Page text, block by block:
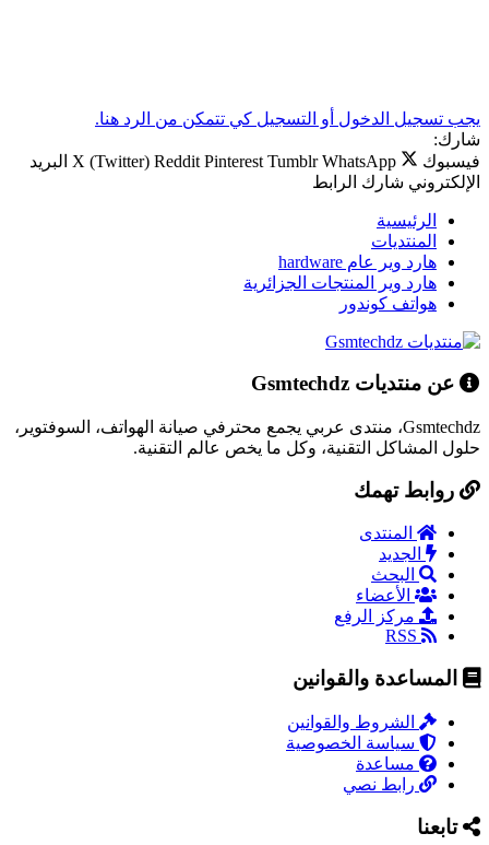
يجب تسجيل الدخول أو التسجيل كي تتمكن من الرد هنا.
شارك:
فيسبوك
X (Twitter) Reddit Pinterest Tumblr WhatsApp
البريد
الإلكتروني شارك الرابط
الرئيسية
المنتديات
هارد وير عام hardware
هارد وير المنتجات الجزائرية
هواتف كوندور
عن منتديات Gsmtechdz
Gsmtechdz، منتدى عربي يجمع محترفي صيانة الهواتف، السوفتوير،
حلول المشاكل التقنية، وكل ما يخص عالم التقنية.
روابط تهمك
المنتدى
الجديد
البحث
الأعضاء
مركز الرفع
المساعدة والقوانين
الشروط والقوانين
سياسة الخصوصية
مساعدة
رابط نصي
تابعنا